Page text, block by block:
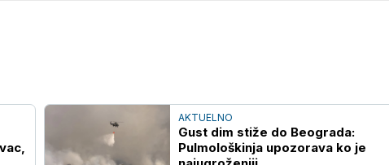
AKTUELNO
Gust dim stiže do Beograda:
Pulmološkinja upozorava ko je